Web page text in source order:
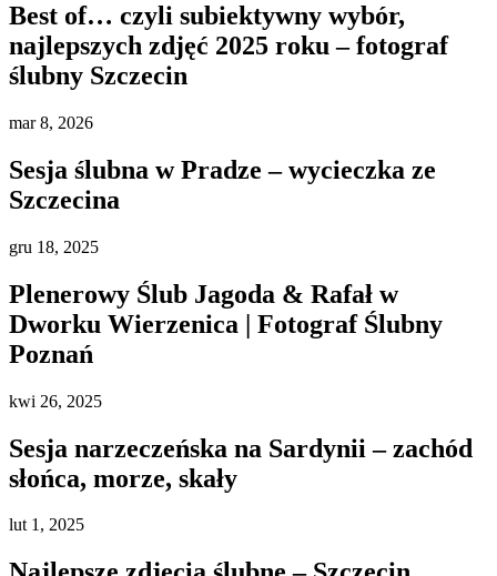
Best of… czyli subiektywny wybór,
najlepszych zdjęć 2025 roku – fotograf
ślubny Szczecin
mar8, 2026
Sesja ślubna w Pradze – wycieczka ze
Szczecina
gru 18, 2025
Plenerowy Ślub Jagoda & Rafał w
Dworku Wierzenica | Fotograf Ślubny
Poznań
kwi 26, 2025
Sesja narzeczeńska na Sardynii – zachód
słońca, morze, skały
lut1, 2025